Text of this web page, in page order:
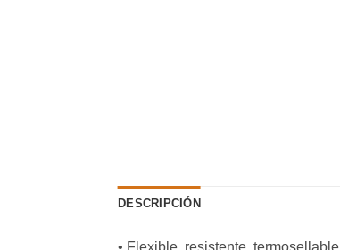
DESCRIPCIÓN
• Flexible, resistente, termosellable